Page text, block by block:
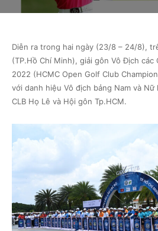
Diễn ra trong hai ngày (23/8 – 24/8),
(TP.Hồ Chí Minh), giải gôn Vô Địch các
2022 (HCMC Open Golf Club
với danh hiệu Vô địch bảng Nam và
CLB Họ Lê và Hội gôn Tp.HCM.